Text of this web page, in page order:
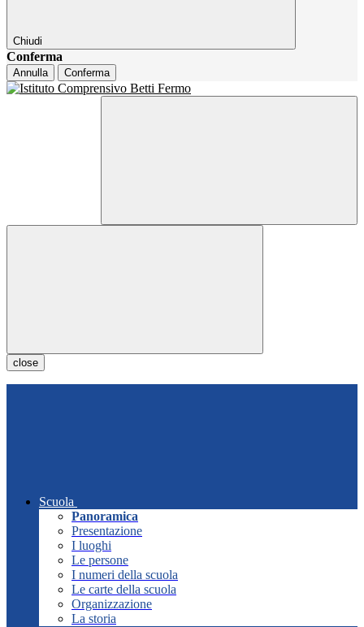
Chiudi
Conferma
Annulla Conferma
close
Scuola
Panoramica
Presentazione
I luoghi
Le persone
I numeri della scuola
Le carte della scuola
Organizzazione
La storia